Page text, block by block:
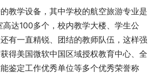
教学设备，其中学校的航空旅游专业是
达100多个，校内教学大楼、学生公
有一直精锐、团结的教师队伍，这样强
得美国微软中国区域授权教育中心、全
鉴定工作优秀单位等多个优秀荣誉称